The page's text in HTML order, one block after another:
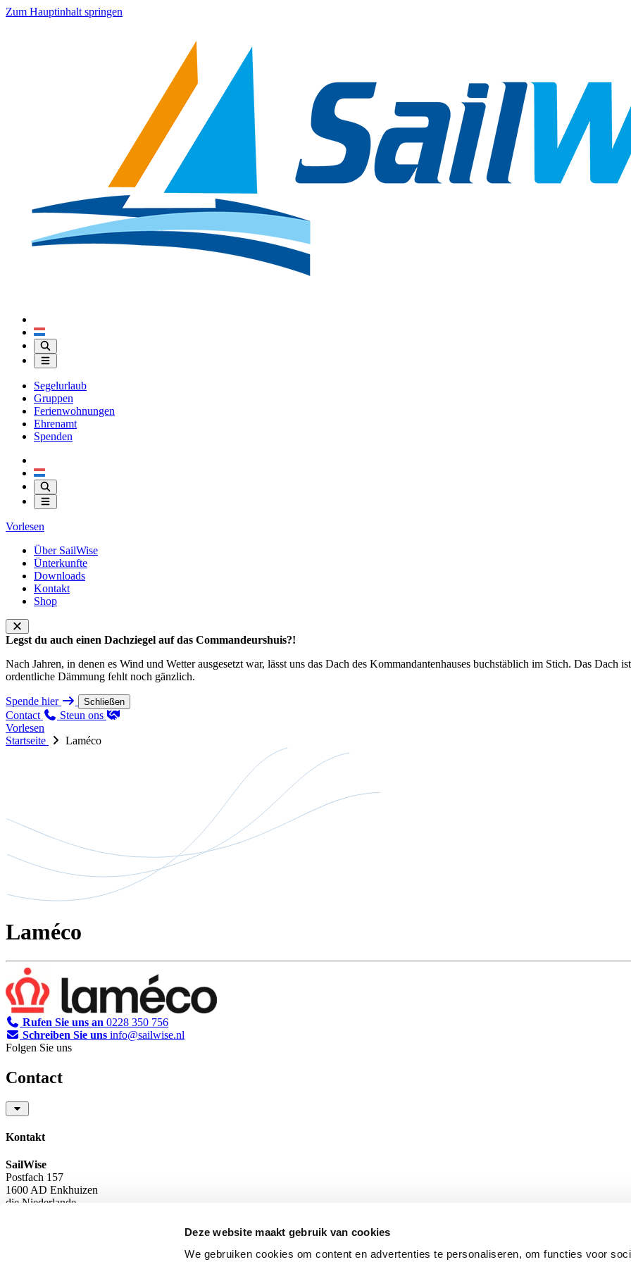
Deze website maakt gebruik van cookies
We gebruiken cookies om content en advertenties te personaliseren, om functies voor
Zum Hauptinhalt springen
Segelurlaub
Gruppen
Ferienwohnungen
Ehrenamt
Spenden
Vorlesen
Über SailWise
Ünterkunfte
Downloads
Kontakt
Shop
Legst du auch einen Dachziegel auf das Commandeurshuis?!
Nach Jahren, in denen es Wind und Wetter ausgesetzt war, lässt uns das Dach des Kommandantenhauses buchstäblich im Stich. Das Dach
ordentliche Dämmung fehlt noch gänzlich.
Spende hier Schließen
Contact
Steun ons
Vorlesen
Startseite
Laméco
Laméco
Rufen Sie uns an 0228 350 756
Schreiben Sie uns info@sailwise.nl
Folgen Sie uns
Contact
Kontakt
SailWise
Postfach 157
1600 AD Enkhuizen
die Niederlande